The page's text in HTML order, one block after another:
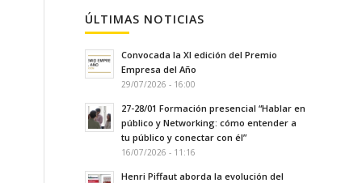
ÚLTIMAS NOTICIAS
Convocada la XI edición del Premio
Empresa del Año
29/07/2026 - 16:00
27-28/01 Formación presencial “Hablar en
público y Networking: cómo entender a
tu público y conectar con él”
16/07/2026 - 11:16
Henri Piffaut aborda la evolución del